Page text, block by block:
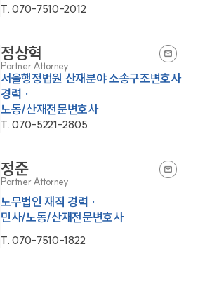
T.070-7510-2012
정상혁
Partner Attorney
서울행정법원 산재분야 소송구조변호사
경력 ·
노동/산재전문변호사
T.070-5221-2805
정준
Partner Attorney
노무법인 재직 경력 ·
민사/노동/산재전문변호사
T.070-7510-1822